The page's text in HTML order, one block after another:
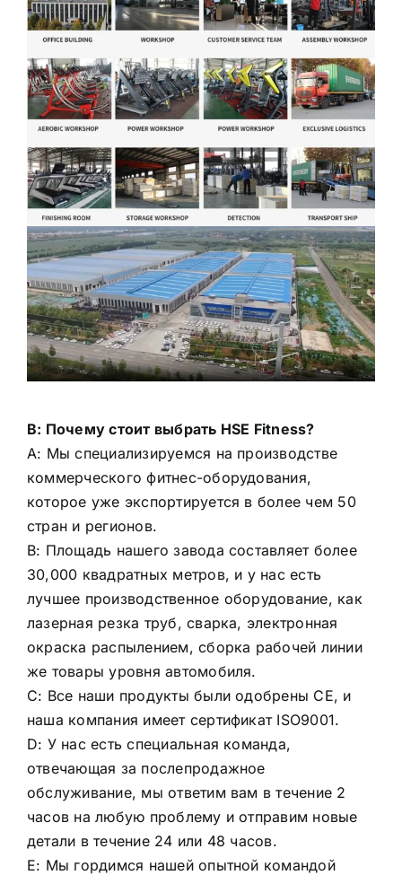
В: Почему стоит выбрать HSE Fitness?
A: Мы специализируемся на производстве
коммерческого фитнес-оборудования,
которое уже экспортируется в более чем 50
стран и регионов.
B: Площадь нашего завода составляет более
30,000 квадратных метров, и у нас есть
лучшее производственное оборудование, как
лазерная резка труб, сварка, электронная
окраска распылением, сборка рабочей линии
же товары уровня автомобиля.
C: Все наши продукты были одобрены CE, и
наша компания имеет сертификат ISO9001.
D: У нас есть специальная команда,
отвечающая за послепродажное
обслуживание, мы ответим вам в течение 2
часов на любую проблему и отправим новые
детали в течение 24 или 48 часов.
E: Мы гордимся нашей опытной командой